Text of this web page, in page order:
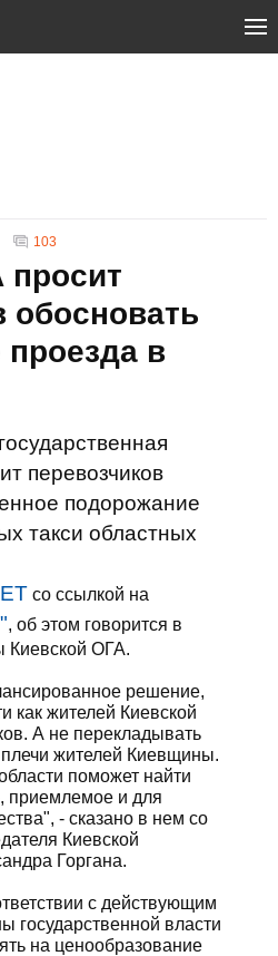
103
просит
обосновать
в
перевозчиков
подорожание
такси областных
со ссылкой на
, об этом говорится в
Киевской ОГА.
решение,
как жителей Киевской
А не перекладывать
жителей Киевщины.
поможет найти
приемлемое и для
- сказано в нем со
Киевской
Горгана.
с действующим
государственной власти
на ценообразование